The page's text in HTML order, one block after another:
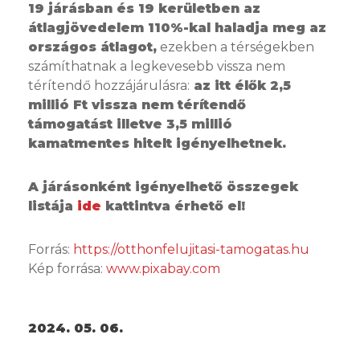
19 járásban és 19 kerületben az
átlagjövedelem 110%-kal haladja meg az
országos átlagot, ezekben a térségekben
számíthatnak a legkevesebb vissza nem
térítendő hozzájárulásra: az itt élők 2,5
millió Ft vissza nem térítendő
támogatást illetve 3,5 millió
kamatmentes hitelt igényelhetnek.
A járásonként igényelhető összegek
listája ide kattintva érhető el!
Forrás: https://otthonfelujitasi-tamogatas.hu
Kép forrása: www.pixabay.com
2024. 05. 06.